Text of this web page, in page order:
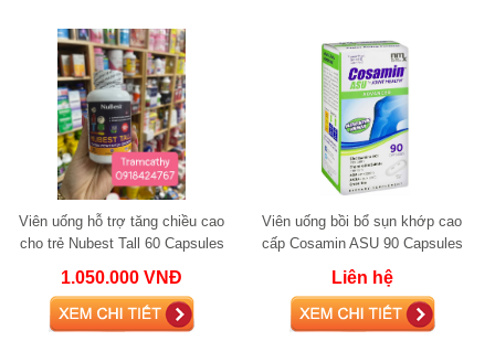
Viên uống hỗ trợ tăng chiều cao
cho trẻ Nubest Tall 60 Capsules
1.050.000 VNĐ
Viên uống bồi bổ sụn khớp cao
cấp Cosamin ASU 90 Capsules
Liên hệ